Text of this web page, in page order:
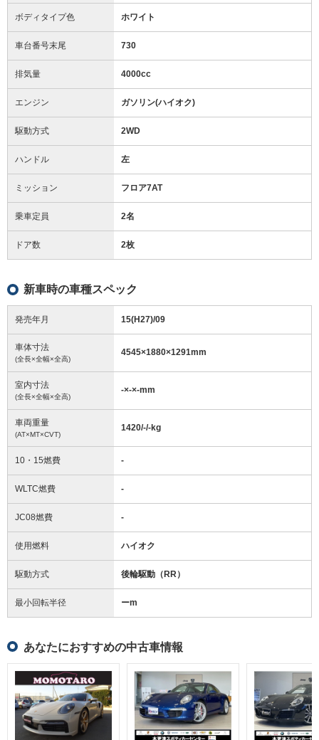
ボディタイプ色 ホワイト
車台番号末尾 730
排気量 4000cc
エンジン ガソリン(ハイオク)
駆動方式 2WD
ハンドル 左
ミッション フロア7AT
乗車定員 2名
ドア数 2枚
新車時の車種スペック
発売年月 15(H27)/09
車体寸法
(全長×全幅×全高)
4545×1880×1291mm
室内寸法
(全長×全幅×全高)
-×-×-mm
車両重量
(AT×MT×CVT)
1420/-/-kg
10・15燃費 -
WLTC燃費 -
JC08燃費 -
使用燃料 ハイオク
駆動方式 後輪駆動（RR）
最小回転半径 ーm
あなたにおすすめの中古車情報